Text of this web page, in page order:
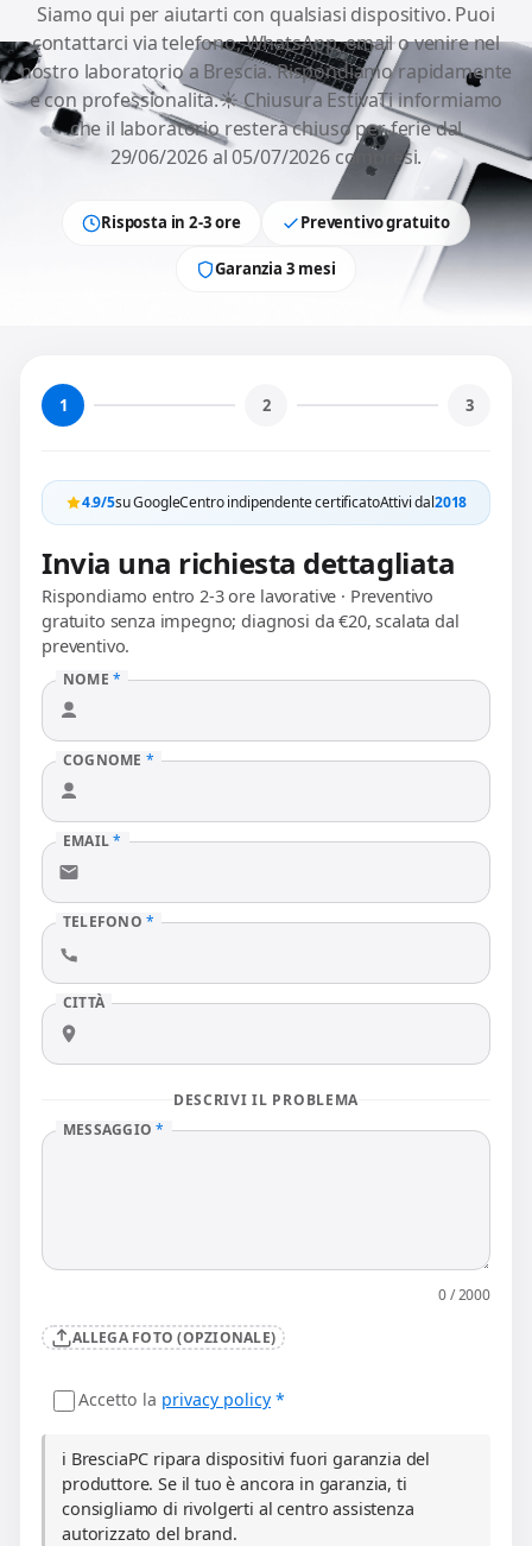
Siamo qui per aiutarti con qualsiasi dispositivo. Puoi
contattarci via telefono, WhatsApp, email o venire nel
nostro laboratorio a Brescia. Rispondiamo rapidamente
e con professionalità.☀️ Chiusura EstivaTi informiamo
che il laboratorio resterà chiuso per ferie dal
29/06/2026 al 05/07/2026 compresi.
Risposta in 2-3 ore Preventivo gratuito
Garanzia 3 mesi
1 2 3
4.9/5su GoogleCentro indipendente certificatoAttivi dal2018
Invia una richiesta dettagliata
Rispondiamo entro 2-3 ore lavorative · Preventivo
gratuito senza impegno; diagnosi da €20, scalata dal
preventivo.
NOME*
COGNOME *
EMAIL*
TELEFONO*
CITTÀ
DESCRIVI IL PROBLEMA
MESSAGGIO*
0 / 2000
ALLEGA FOTO (OPZIONALE)
Accetto la privacy policy *
ℹ️ BresciaPC ripara dispositivi fuori garanzia del
produttore. Se il tuo è ancora in garanzia, ti
consigliamo di rivolgerti al centro assistenza
autorizzato del brand.